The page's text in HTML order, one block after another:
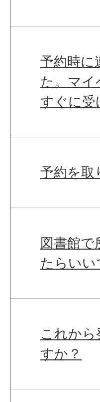
予約時に
た。マイ
すぐに受
予約を取
図書館
たらいい
これか
すか？